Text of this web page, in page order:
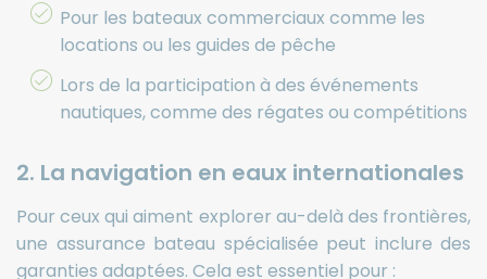
Pour les bateaux commerciaux comme les
locations ou les guides de pêche
Lors de la participation à des événements
nautiques, comme des régates ou compétitions
2. La navigation en eaux internationales
Pour ceux qui aiment explorer au-delà des frontières,
une assurance bateau spécialisée peut inclure des
garanties adaptées. Cela est essentiel pour :